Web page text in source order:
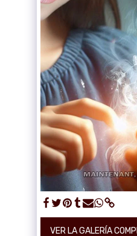
VER LA GALERÍA